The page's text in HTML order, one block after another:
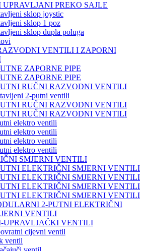
PREKO SAJLE
sklop joystic
sklop 1 poz
sklop dupla poluga
VENTILI I ZAPORNI
ZAPORNE PIPE
ZAPORNE PIPE
RUČNI RAZVODNI VENTILI
2-putni ventili
RUČNI RAZVODNI VENTILI
RUČNI RAZVODNI VENTILI
elektro ventili
elektro ventili
elektro ventili
elektro ventili
SMJERNI VENTILI
ELEKTRIČNI SMJERNI VENTILI
ELEKTRIČNI SMJERNI VENTILI
ELEKTRIČNI SMJERNI VENTILI
ELEKTRIČNI SMJERNI VENTILI
2-PUTNI ELEKTRIČNI
VENTILI
UPRAVLJAČKI VENTILI
cijevni ventil
ventil